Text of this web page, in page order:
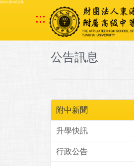
跳到主要內容區塊
:::
公告訊息
附中新聞
升學快訊
行政公告